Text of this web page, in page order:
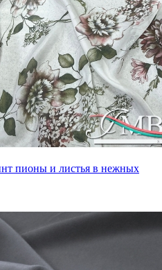
пионы и листья в нежных